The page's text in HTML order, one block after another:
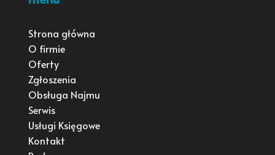
Strona główna
O firmie
Oferty
Zgłoszenia
Obsługa Najmu
Serwis
Usługi Księgowe
Kontakt